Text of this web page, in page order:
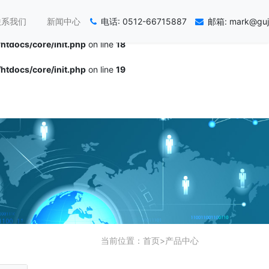
core/init.php on line17
core/init.php on line 18
core/init.php on line 19
我们 新闻中心 电话: 0512-66715887 邮箱:
当前位置： 首页>产品中心